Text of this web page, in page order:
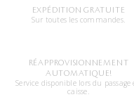
EXPÉDITION GRATUITE
Sur toutes les commandes.
RÉAPPROVISIONNEMENT
AUTOMATIQUE!
Service disponible lors du passage
caisse.